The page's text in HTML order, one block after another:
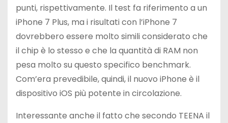
punti, rispettivamente. Il test fa riferimento a un
iPhone 7 Plus, ma i risultati con l’iPhone 7
dovrebbero essere molto simili considerato che
il chip è lo stesso e che la quantità di RAM non
pesa molto su questo specifico benchmark.
Com’era prevedibile, quindi, il nuovo iPhone è il
dispositivo iOS più potente in circolazione.
Interessante anche il fatto che secondo TEENA il